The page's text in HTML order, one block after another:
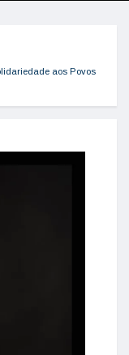
aos Povos